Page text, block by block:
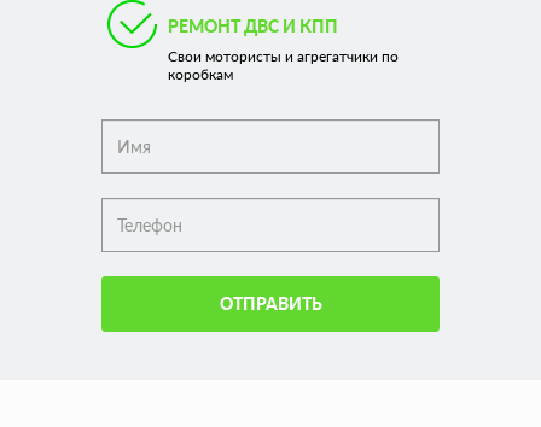
РЕМОНТ ДВС И КПП
Свои мотористы и агрегатчики по
коробкам
ОТПРАВИТЬ